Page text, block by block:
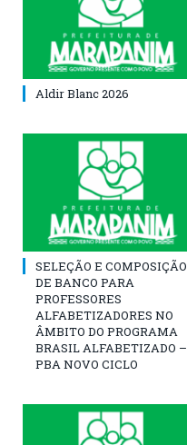
Aldir Blanc 2026
SELEÇÃO E COMPOSIÇÃO
DE BANCO PARA
PROFESSORES
ALFABETIZADORES NO
ÂMBITO DO PROGRAMA
BRASIL ALFABETIZADO –
PBA NOVO CICLO